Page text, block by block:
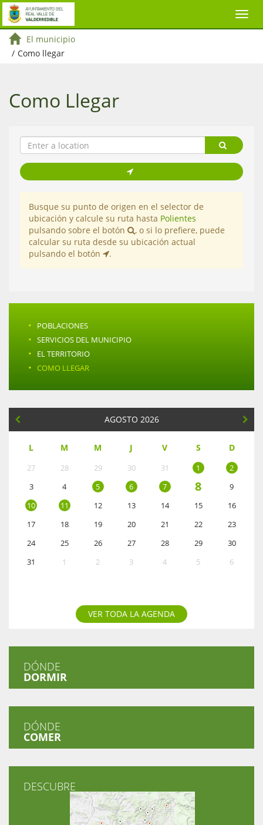
El municipio
/ Como llegar
Como Llegar
Busque su punto de origen en el selector de
ubicación y calcule su ruta hasta Polientes
pulsando sobre el botón
, o si lo prefiere, puede
calcular su ruta desde su ubicación actual
pulsando el botón
.
· POBLACIONES
· SERVICIOS DEL MUNICIPIO
· EL TERRITORIO
· COMO LLEGAR
AGOSTO 2026
L M M J V S D
27 28 29 30 31 1
2
3
4 5 6 7 8
9
10
11 12 13 14 15
16
17
18 19 20 21 22
23
24
25 26 27 28 29
30
31
1 2 3 4 5 6
VER TODA LA AGENDA
DÓNDE
DORMIR
DÓNDE
COMER
DESCUBRE